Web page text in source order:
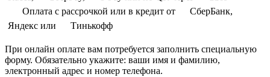
Оплата с рассрочкой или в кредит от
СберБанк,
Яндекс или
Тинькофф
При онлайн оплате вам потребуется заполнить специальную
форму. Обязательно укажите: ваши имя и фамилию,
электронный адрес и номер телефона.